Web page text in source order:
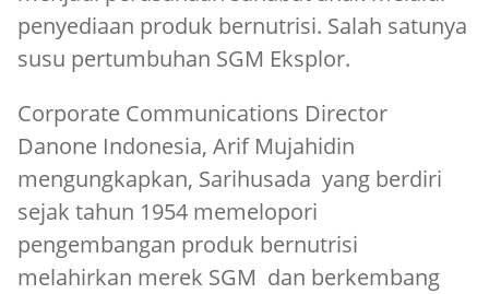
penyediaan produk bernutrisi. Salah satunya
susu pertumbuhan SGM Eksplor.
Corporate Communications Director
Danone Indonesia, Arif Mujahidin
mengungkapkan, Sarihusada yang berdiri
sejak tahun 1954 memelopori
pengembangan produk bernutrisi
melahirkan merek SGM dan berkembang